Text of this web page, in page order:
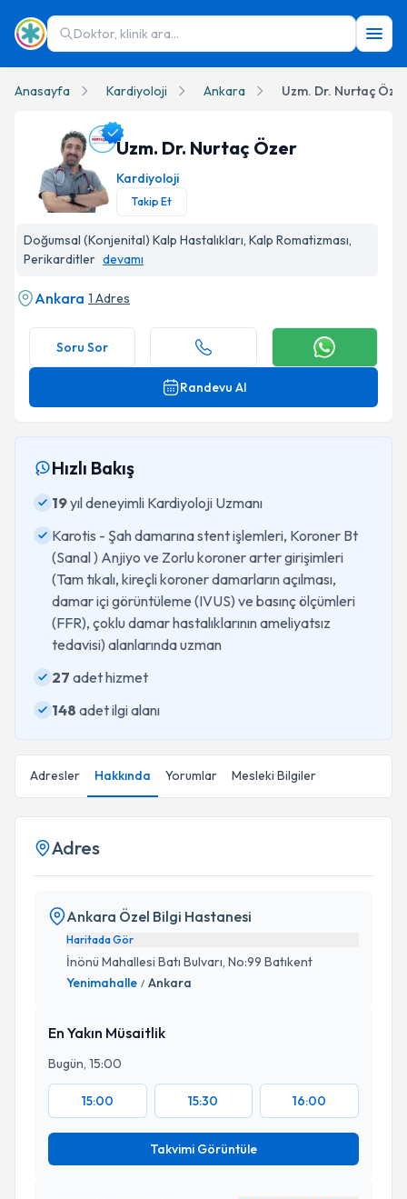
Doktor, klinik ara...
Anasayfa Kardiyoloji Ankara Uzm. Dr. Nurtaç Özer
Uzm. Dr. Nurtaç Özer
Kardiyoloji
Takip Et
Doğumsal (Konjenital) Kalp Hastalıkları, Kalp Romatizması,
Perikarditler devamı
Ankara 1 Adres
Soru Sor
Randevu Al
Hızlı Bakış
19yıl deneyimli Kardiyoloji Uzmanı
Karotis - Şah damarına stent işlemleri, Koroner Bt
(Sanal ) Anjiyo ve Zorlu koroner arter girişimleri
(Tam tıkalı, kireçli koroner damarların açılması,
damar içi görüntüleme (IVUS) ve basınç ölçümleri
(FFR), çoklu damar hastalıklarının ameliyatsız
tedavisi) alanlarında uzman
27 adet hizmet
148 adet ilgi alanı
Adresler Hakkında Yorumlar Mesleki Bilgiler
Adres
Ankara Özel Bilgi Hastanesi
Haritada Gör
İnönü Mahallesi Batı Bulvarı, No:99 Batıkent
Yenimahalle / Ankara
En Yakın Müsaitlik
Bugün, 15:00
15:00 15:30 16:00
Takvimi Görüntüle